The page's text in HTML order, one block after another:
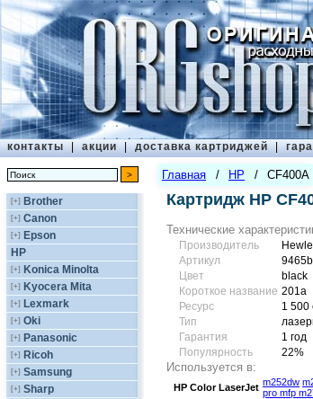
контакты | акции | доставка картриджей |
[+] Brother
[+] Canon
[+] Epson
HP
[+] Konica Minolta
[+] Kyocera Mita
[+] Lexmark
[+] Oki
[+] Panasonic
[+] Ricoh
[+] Samsung
[+] Sharp
Главная / HP / CF400A
Картридж HP
Технические
Производитель
Артикул
Цвет
black
Короткое название 201a
Ресурс
1 500
Тип
Гарантия
1 год
Популярность
22%
Используется в:
HP Color LaserJet m252dw
pro mfp